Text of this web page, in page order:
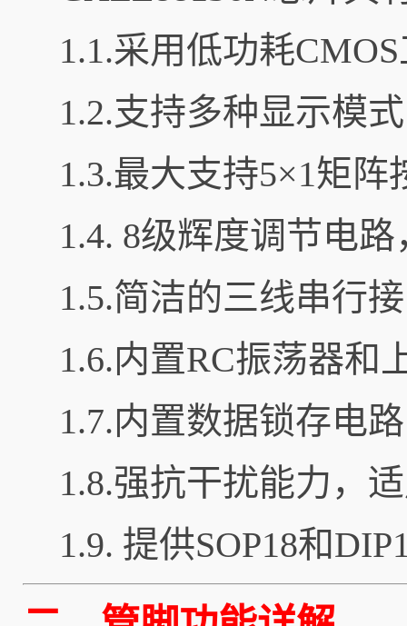
1.1.采用低功耗
1.2.支持多种显示模
1.3.最大支持5×1矩阵
1.4. 8级辉度调节电
1.5.简洁的三线串行
1.6.内置RC振荡器和
1.7.内置数据锁存电
1.8.强抗干扰能力，
1.9. 提供SOP18和